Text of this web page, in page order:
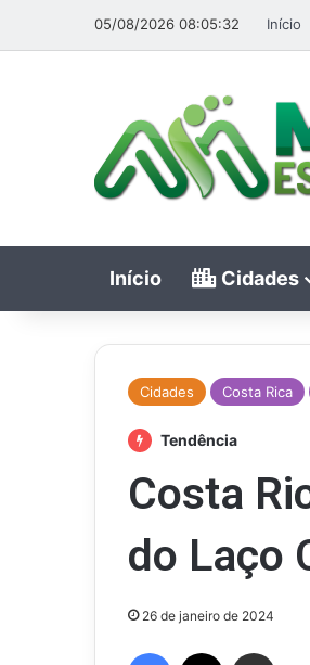
05/08/2026 08:05:32 Início
Início Cidades
Cidades Costa Rica
Tendência
Costa
do Laço
26 de janeiro de 2024
Facebook